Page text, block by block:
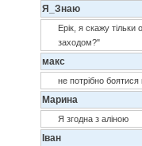
Я_Знаю
Ерік, я скажу
заходом?"
макс
не потрібно
Марина
Я згодна з аліною
Іван